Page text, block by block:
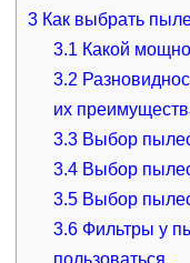
3Как выбрать
3.1 Какой
3.2
их
3.3 Выбор
3.4 Выбор
3.5 Выбор
3.6 Фильтры у
пользоваться